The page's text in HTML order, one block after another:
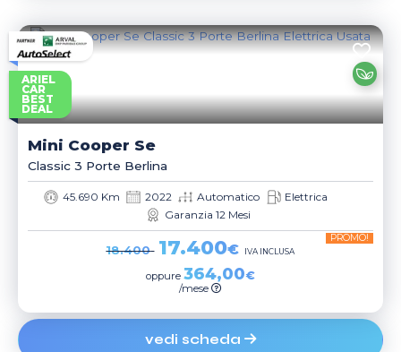
ARIEL
CAR
BEST
DEAL
Mini Cooper Se
Classic 3 Porte Berlina
45.690 Km 2022 Automatico
Elettrica
Garanzia 12 Mesi
18.400 17.400€
PROMO!
IVA INCLUSA
oppure 364,00€
/mese
vedi scheda